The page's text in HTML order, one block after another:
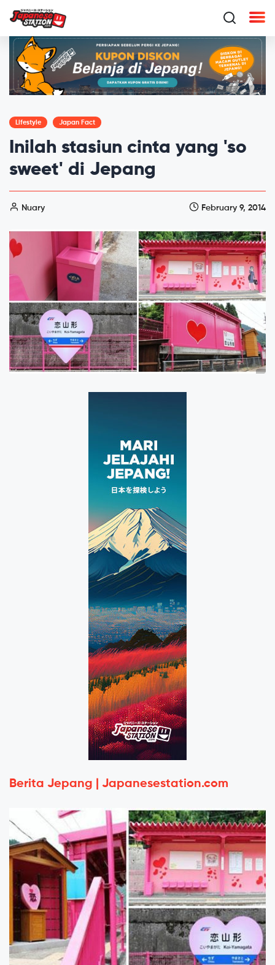
Lifestyle Japan Fact
Inilah stasiun cinta yang 'so
sweet' di Jepang
Nuary February 9, 2014
Berita Jepang | Japanesestation.com